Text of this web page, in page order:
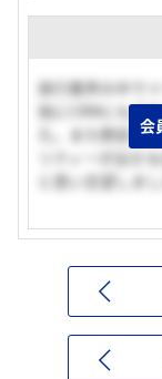
旅行業界の中で
他にCRMにも力
た。また野武士
リティーが出せ
と思い志望しまし
会